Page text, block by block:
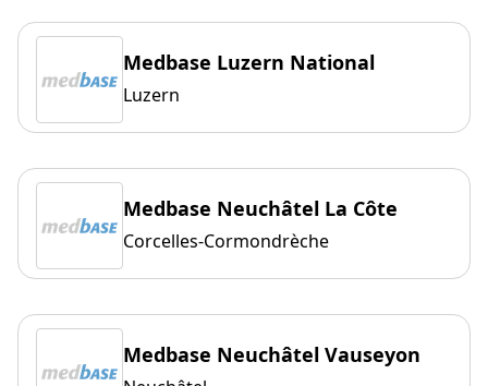
Medbase Luzern National
Luzern
Medbase Neuchâtel La Côte
Corcelles-Cormondrèche
Medbase Neuchâtel Vauseyon